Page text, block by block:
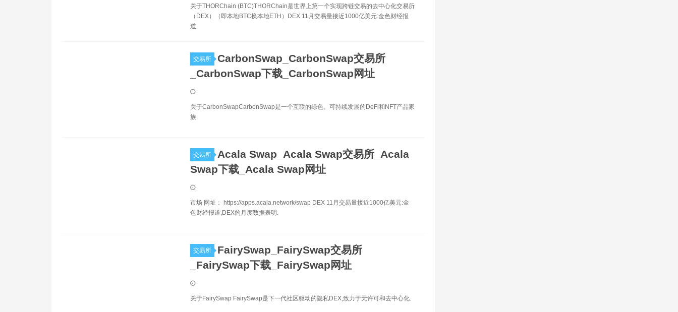
关于THORChain (BTC)THORChain是世界上第一个实现跨链交易的去中心化交易所
（DEX）（即本地BTC换本地ETH）DEX 11月交易量接近1000亿美元:金色财经报
道.
交易所
CarbonSwap_CarbonSwap交易所
_CarbonSwap下载_CarbonSwap网址
关于CarbonSwapCarbonSwap是一个互联的绿色、可持续发展的DeFi和NFT产品家
族.
交易所
Acala Swap_Acala Swap交易所_Acala
Swap下载_Acala Swap网址
市场 网址： https://apps.acala.network/swap DEX 11月交易量接近1000亿美元:金
色财经报道,DEX的月度数据表明.
交易所
FairySwap_FairySwap交易所
_FairySwap下载_FairySwap网址
关于FairySwap FairySwap是下一代社区驱动的隐私DEX,致力于无许可和去中心化.